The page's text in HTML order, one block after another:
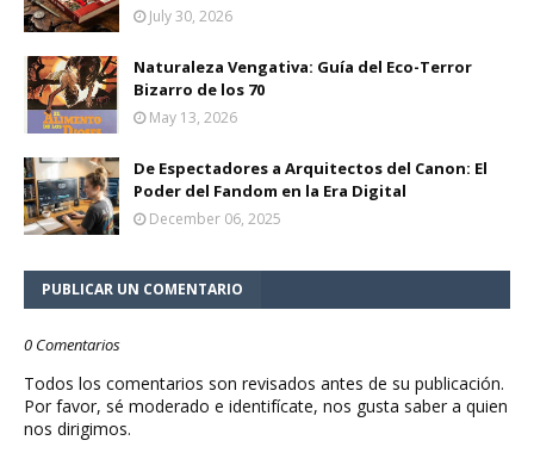
July 30, 2026
Naturaleza Vengativa: Guía del Eco-Terror
Bizarro de los 70
May 13, 2026
De Espectadores a Arquitectos del Canon: El
Poder del Fandom en la Era Digital
December 06, 2025
PUBLICAR UN COMENTARIO
0 Comentarios
Todos los comentarios son revisados antes de su publicación.
Por favor, sé moderado e identifícate, nos gusta saber a quien
nos dirigimos.